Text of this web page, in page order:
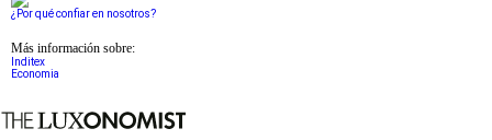
¿Por qué confiar en nosotros?
Más información sobre:
Inditex
Economia